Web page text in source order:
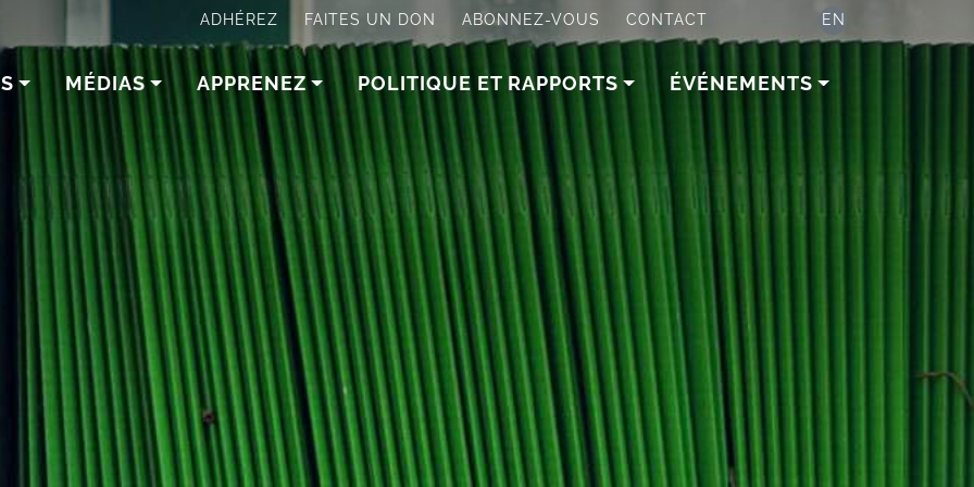
ADHÉREZ FAITES UN DON ABONNEZ-VOUS CONTACT EN
MÉDIAS APPRENEZ POLITIQUE ET RAPPORTS ÉVÉNEMENTS